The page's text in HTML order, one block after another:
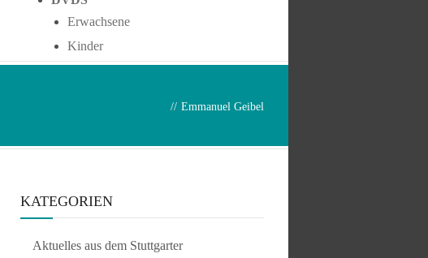
Erwachsene
Kinder
// Emmanuel Geibel
KATEGORIEN
Aktuelles aus dem Stuttgarter